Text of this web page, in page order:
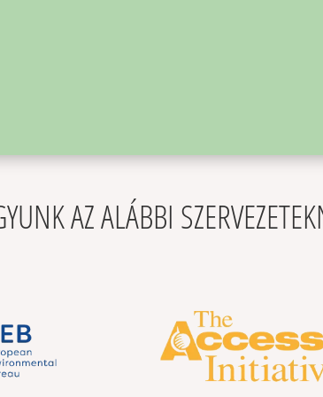
AZ ALÁBBI